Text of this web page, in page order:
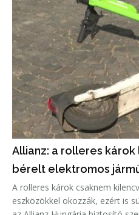
Allianz: a rolleres
bérelt elektromos
A rolleres károk csaknem
eszközökkel okozzák, ezért is